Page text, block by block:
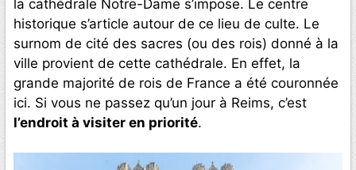
la cathédrale Notre-Dame s’impose. Le centre
historique s’article autour de ce lieu de culte. Le
surnom de cité des sacres (ou des rois) donné à la
ville provient de cette cathédrale. En effet, la
grande majorité de rois de France a été couronnée
ici. Si vous ne passez qu’un jour à Reims, c’est
l’endroit à visiter en priorité.